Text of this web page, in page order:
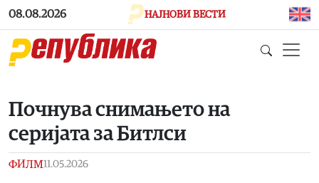
Skip to main content
08.08.2026 НАЈНОВИ ВЕСТИ
Почнува снимањето на
серијата за Битлси
ФИЛМ11.05.2026